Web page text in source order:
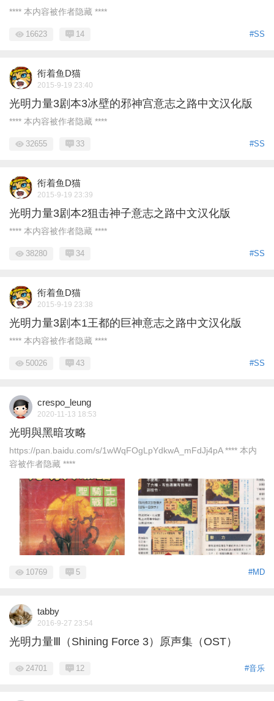
**** 本内容被作者隐藏 ****
#SS
16623 14
衔着鱼D猫
2015-9-19 23:40
光明力量3剧本3冰壁的邪神宫意志之路中文汉化版
**** 本内容被作者隐藏 ****
#SS
32655 33
衔着鱼D猫
2015-9-19 23:39
光明力量3剧本2狙击神子意志之路中文汉化版
**** 本内容被作者隐藏 ****
#SS
38280 34
衔着鱼D猫
2015-9-19 23:38
光明力量3剧本1王都的巨神意志之路中文汉化版
**** 本内容被作者隐藏 ****
#SS
50026 43
crespo_leung
2020-11-13 18:53
光明與黑暗攻略
https://pan.baidu.com/s/1wWqFOgLpYdkwA_mFdJj4pA **** 本内
容被作者隐藏 ****
#MD
10769 5
tabby
2016-9-27 23:54
光明力量Ⅲ（Shining Force 3）原声集（OST）
#音乐
24701 12